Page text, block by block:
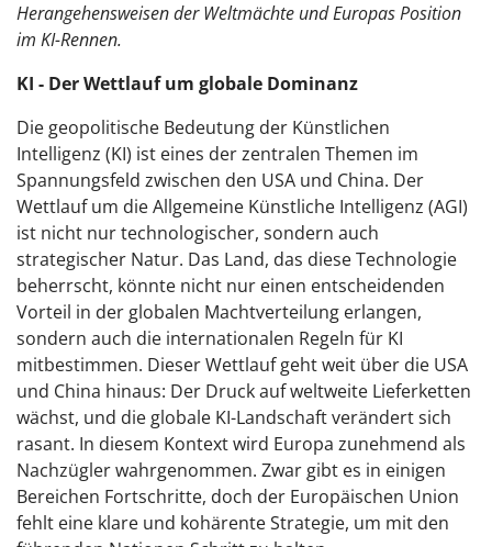
Herangehensweisen der Weltmächte und Europas Position
im KI-Rennen.
KI - Der Wettlauf um globale Dominanz
Die geopolitische Bedeutung der Künstlichen
Intelligenz (KI) ist eines der zentralen Themen im
Spannungsfeld zwischen den USA und China. Der
Wettlauf um die Allgemeine Künstliche Intelligenz (AGI)
ist nicht nur technologischer, sondern auch
strategischer Natur. Das Land, das diese Technologie
beherrscht, könnte nicht nur einen entscheidenden
Vorteil in der globalen Machtverteilung erlangen,
sondern auch die internationalen Regeln für KI
mitbestimmen. Dieser Wettlauf geht weit über die USA
und China hinaus: Der Druck auf weltweite Lieferketten
wächst, und die globale KI-Landschaft verändert sich
rasant. In diesem Kontext wird Europa zunehmend als
Nachzügler wahrgenommen. Zwar gibt es in einigen
Bereichen Fortschritte, doch der Europäischen Union
fehlt eine klare und kohärente Strategie, um mit den